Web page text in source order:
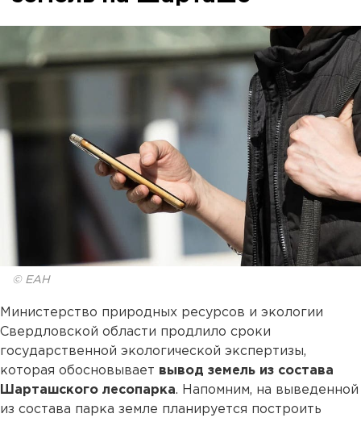
© ЕАН
Министерство природных ресурсов и экологии
Свердловской области продлило сроки
государственной экологической экспертизы,
которая обосновывает вывод земель из состава
Шарташского лесопарка. Напомним, на выведенной
из состава парка земле планируется построить